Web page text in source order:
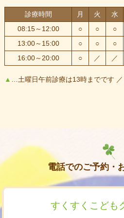
診療時間 月 火 水
08:15～12:00
○ ○ ○
13:00～15:00
○ ○ ○
16:00～20:00
○ ／ ／
▲ …土曜日午前診療は13時までです
電話でのご予約・
すくすくこども